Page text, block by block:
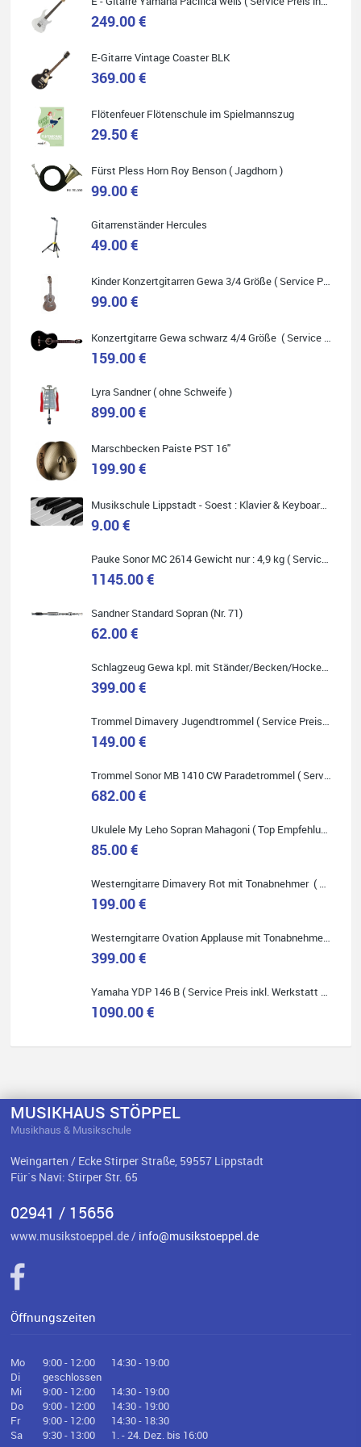
Quelle: Google-Rezension
Helene Balluff
Das Musikhaus Stöppel ist super!
Ich habe eine Westerngitarre gekauft.
Die Qualität und das Preis-Leistungsverhältnis sind erstaunlich.
möchte.
Carsten Spiegel
Ich war auf der Suche nach einem neuen Keyboard und bin
begeistert: ich bin super beraten worden, aktuell natürlich nur
telefonisch. Nachdem die Entscheidung zum Kauf gefallen war,
wurde alles zusammengestellt, so dass ich alles nur noch
abholen musste. Top!
Quelle: Google-Rezension
Marie-Luise Mroß
Ich bin super zufrieden mit meiner neuen Ukulele! Einfach am
Freitag vorbeigekommen, eben geklingelt und top beraten
worden. Ich würde den Besuch im Musikgeschäft Stöppel jedem
Onlineshopping vorziehen.
Quelle: Google-Rezension
Klein...aber fein!
249.00 €
E-Gitarre Vintage Coaster BLK
369.00 €
Flötenfeuer Flötenschule im Spielmannszug
29.50 €
Fürst Pless Horn Roy Benson ( Jagdhorn )
99.00 €
Gitarrenständer Hercules
49.00 €
Kinder Konzertgitarren Gewa 3/4 Größe ( Service Preis inkl. Werkstatt Service )
99.00 €
Konzertgitarre Gewa schwarz 4/4 Größe ( Service Preis inkl. Werkstatt Service )
159.00 €
Lyra Sandner ( ohne Schweife )
899.00 €
Marschbecken Paiste PST 16"
199.90 €
Musikschule Lippstadt - Soest : Klavier & Keyboardunterricht
9.00 €
Pauke Sonor MC 2614 Gewicht nur : 4,9 kg ( Service Preis inkl. Werkstatt Service )
1145.00 €
Sandner Standard Sopran (Nr. 71)
62.00 €
Schlagzeug Gewa kpl. mit Ständer/Becken/Hocker DER RENNER ! (Service Preis inkl. Werkstatt Service)
399.00 €
Trommel Dimavery Jugendtrommel ( Service Preis inkl. Werkstatt Service )
149.00 €
Trommel Sonor MB 1410 CW Paradetrommel ( Service Preis inkl. Werkstatt Service )
682.00 €
Ukulele My Leho Sopran Mahagoni ( Top Empfehlung ! )
85.00 €
Westerngitarre Dimavery Rot mit Tonabnehmer ( Service Preis inkl. Werkstatt Service )
199.00 €
Westerngitarre Ovation Applause mit Tonabnehmer ( Service Preis inkl. Werkstatt Service )
399.00 €
Yamaha YDP 146 B ( Service Preis inkl. Werkstatt Service )
1090.00 €
MUSIKHAUS STÖPPEL
Musikhaus & Musikschule
Weingarten / Ecke Stirper Straße, 59557 Lippstadt
Für`s Navi: Stirper Str. 65
02941 / 15656
www.musikstoeppel.de / info@musikstoeppel.de
Öffnungszeiten
Mo 9:00 - 12:00
14:30 - 19:00
Di
geschlossen
Mi
9:00 - 12:00
14:30 - 19:00
Do
9:00 - 12:00
14:30 - 19:00
Fr
9:00 - 12:00
14:30 - 18:30
Sa
9:30 - 13:00 1. - 24. Dez. bis 16:00